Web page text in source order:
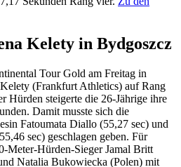
Kelety in Bydgoszcz
Tour Gold am Freitag in
(Frankfurt Athletics) auf Rang
Hürden steigerte die 26-Jährige ihre
Damit musste sich die
Fatoumata Diallo (55,27 sec) und
sec) geschlagen geben. Für
Meter-Hürden-Sieger Jamal Britt
Natalia Bukowiecka (Polen) mit